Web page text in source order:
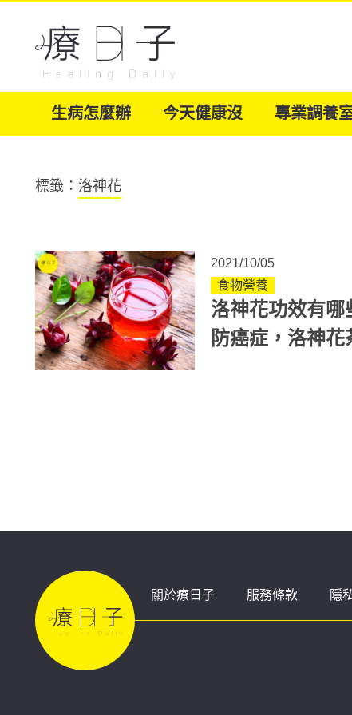
生病怎麼辦 今天健康沒 專業調養
標籤： 洛神花
2021/10/05
食物營養
洛神花功效有哪
防癌症，洛神花
關於療日子 服務條款 隱